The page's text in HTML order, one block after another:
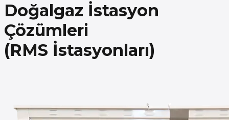
Doğalgaz İstasyon
Çözümleri
(RMS İstasyonları)